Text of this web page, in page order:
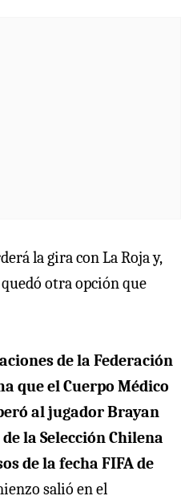
la gira con La Roja y,
otra opción que
de la Federación
que el Cuerpo Médico
al jugador Brayan
la Selección Chilena
de la fecha FIFA de
salió en el